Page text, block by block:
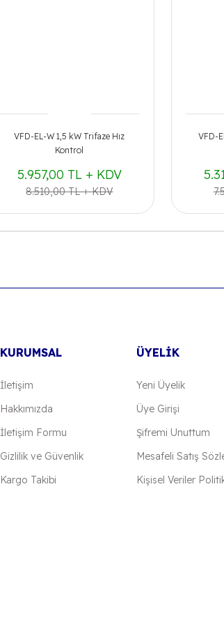
VFD-EL-W 1,5 kW Trifaze Hız
Kontrol
5.957,00 TL + KDV
8.510,00 TL + KDV
VFD-
KURUMSAL
İletişim
Hakkımızda
İletişim Formu
Gizlilik ve Güvenlik
Kargo Takibi
ÜYELİK
Yeni Üyelik
Üye Girişi
Şifremi Unuttum
Mesafeli Satış
Kişisel Veriler